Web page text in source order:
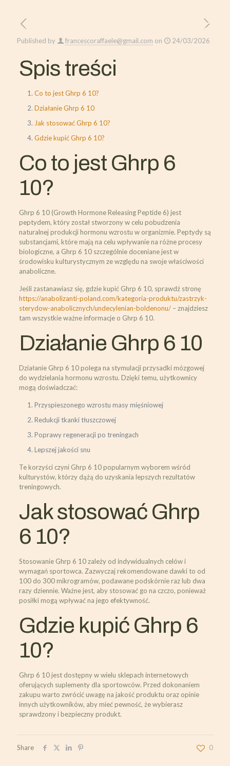
Published by francescoraffaele@gmail.com on 24/03/2026
Spis treści
Co to jest Ghrp 6 10?
Działanie Ghrp 6 10
Jak stosować Ghrp 6 10?
Gdzie kupić Ghrp 6 10?
Co to jest Ghrp 6
10?
Ghrp 6 10 (Growth Hormone Releasing Peptide 6) jest
peptydem, który został stworzony w celu pobudzenia
naturalnej produkcji hormonu wzrostu w organizmie. Peptydy są
substancjami, które mają na celu wpływanie na różne procesy
biologiczne, a Ghrp 6 10 szczególnie doceniane jest w
środowisku kulturystycznym ze względu na swoje właściwości
anaboliczne.
Jeśli zastanawiasz się, gdzie kupić Ghrp 6 10, sprawdź stronę
https://anabolizanti-poland.com/kategoria-produktu/zastrzyk-
sterydow-anabolicznych/undecylenian-boldenonu/– znajdziesz
tam wszystkie ważne informacje o Ghrp 6 10.
Działanie Ghrp 6 10
Działanie Ghrp 6 10 polega na stymulacji przysadki mózgowej
do wydzielania hormonu wzrostu. Dzięki temu, użytkownicy
mogą doświadczać:
Przyspieszonego wzrostu masy mięśniowej
Redukcji tkanki tłuszczowej
Poprawy regeneracji po treningach
Lepszej jakości snu
Te korzyści czyni Ghrp 6 10 popularnym wyborem wśród
kulturystów, którzy dążą do uzyskania lepszych rezultatów
treningowych.
Jak stosować Ghrp
6 10?
Stosowanie Ghrp 6 10 zależy od indywidualnych celów i
wymagań sportowca. Zazwyczaj rekomendowane dawki to od
100 do 300 mikrogramów, podawane podskórnie raz lub dwa
razy dziennie. Ważne jest, aby stosować go na czczo, ponieważ
posiłki mogą wpływać na jego efektywność.
Gdzie kupić Ghrp 6
10?
Ghrp 6 10 jest dostępny w wielu sklepach internetowych
oferujących suplementy dla sportowców. Przed dokonaniem
zakupu warto zwrócić uwagę na jakość produktu oraz opinie
innych użytkowników, aby mieć pewność, że wybierasz
sprawdzony i bezpieczny produkt.
Share 0